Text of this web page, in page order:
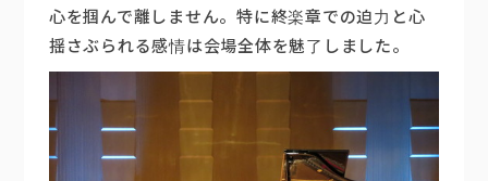
心を掴んで離しません。特に終楽章での迫力と心
揺さぶられる感情は会場全体を魅了しました。